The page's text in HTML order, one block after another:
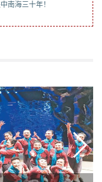
南海三十年！